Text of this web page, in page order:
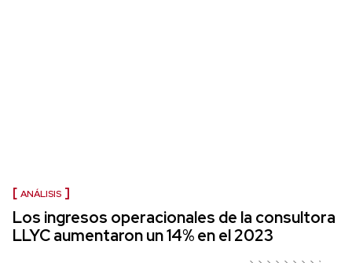
ANÁLISIS
Los ingresos operacionales de la consultora
LLYC aumentaron un 14% en el 2023